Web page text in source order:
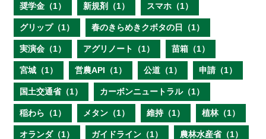
奨学金（1） 新規剤（1） スマホ（1）
グリップ（1） 春のきらめきクボタの日（1）
実演会（1） アグリノート（1） 苗箱（1）
宮城（1） 営農API（1） 公道（1） 申請（1）
国土交通省（1） カーボンニュートラル（1）
稲わら（1） メタン（1） 維持（1） 植林（1）
オランダ（1） ガイドライン（1） 農林水産省（1）